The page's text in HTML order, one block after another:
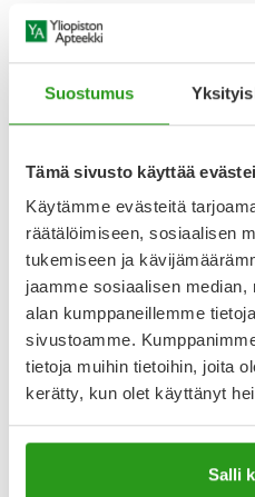
Suostumus
Tämä sivusto käyttää
Käytämme evästeitä
räätälöimiseen, sosiaalisen
tukemiseen ja
jaamme sosiaalisen
alan kumppaneillemme
sivustoamme.
tietoja muihin tietoihin, joita
kerätty, kun olet käyttänyt
Salli
Vedenkestävä (38 astetta)
piilolinssien käyttäjille. Idun
kuituripsiväri vahvistaa ripsiä
pituutta. Kestää täydellisesti
Näytä koko kuvaus
Arvostelut ja kokemuksia
4.247 arvostelua
Tikkuripset
pahentaa tilannetta. Ja